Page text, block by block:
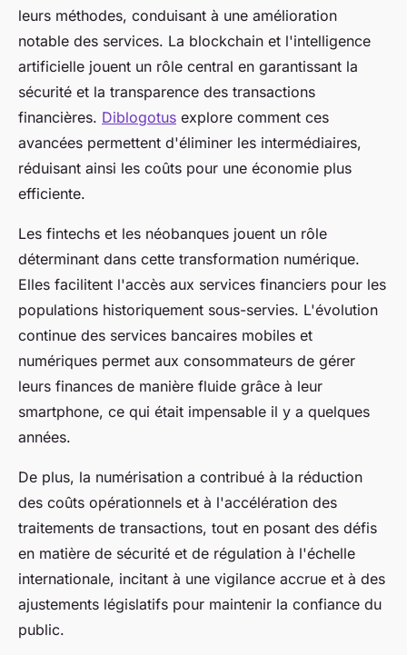
leurs méthodes, conduisant à une amélioration
notable des services. La blockchain et l'intelligence
artificielle jouent un rôle central en garantissant la
sécurité et la transparence des transactions
financières. Diblogotus explore comment ces
avancées permettent d'éliminer les intermédiaires,
réduisant ainsi les coûts pour une économie plus
efficiente.
Les fintechs et les néobanques jouent un rôle
déterminant dans cette transformation numérique.
Elles facilitent l'accès aux services financiers pour les
populations historiquement sous-servies. L'évolution
continue des services bancaires mobiles et
numériques permet aux consommateurs de gérer
leurs finances de manière fluide grâce à leur
smartphone, ce qui était impensable il y a quelques
années.
De plus, la numérisation a contribué à la réduction
des coûts opérationnels et à l'accélération des
traitements de transactions, tout en posant des défis
en matière de sécurité et de régulation à l'échelle
internationale, incitant à une vigilance accrue et à des
ajustements législatifs pour maintenir la confiance du
public.